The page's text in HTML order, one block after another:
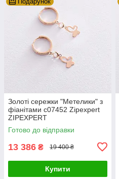
Золоті сережки "Метелики" з
фіанітами с07452 Zipexpert
ZIPEXPERT
Готово до відправки
13 386 ₴ 19 400 ₴
Купити